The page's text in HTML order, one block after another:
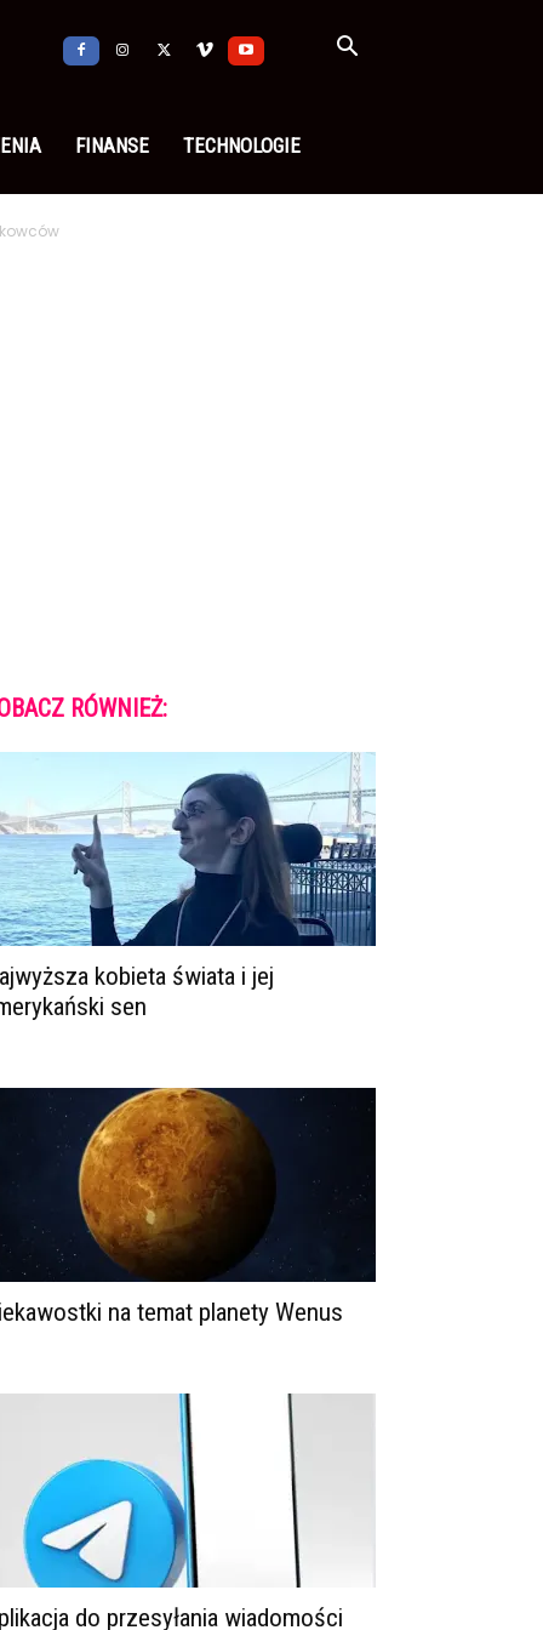
FINANSE TECHNOLOGIE
RÓWNIEŻ:
kobieta świata i jej
sen
na temat planety Wenus
do przesyłania wiadomości